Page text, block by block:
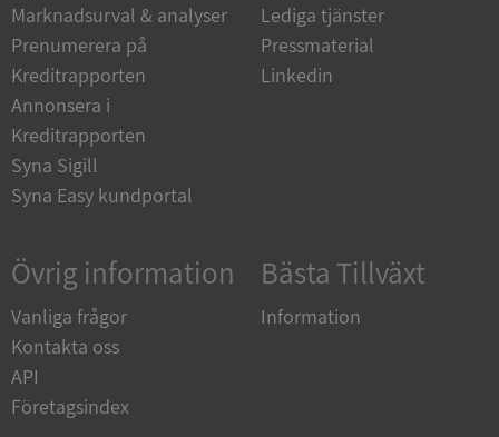
Marknadsurval & analyser
Prenumerera på
Kreditrapporten
Annonsera i
Kreditrapporten
Syna Sigill
Syna Easy kundportal
Lediga tjänster
Pressmaterial
Linkedin
Övrig information
Vanliga frågor
Kontakta oss
API
Företagsindex
Bästa Tillväxt
Information
ASP.NET_SessionId
Microsoft
Corporation
en.syna.se